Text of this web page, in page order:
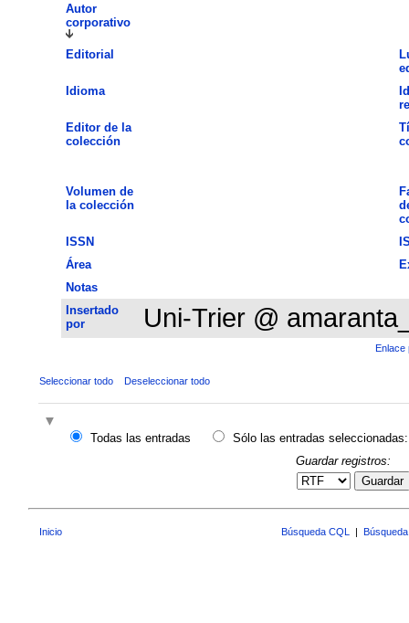
Autor
corporativo
Editorial
Idioma
Editor de la
colección
Volumen de
la colección
ISSN
Área
Notas
Insertado
por
Uni-Trier @
Enlace
Seleccionar todo Deseleccionar todo
Todas las entradas
Sólo las entradas seleccionadas:
Guardar registros:
Guardar
Inicio Búsqueda CQL